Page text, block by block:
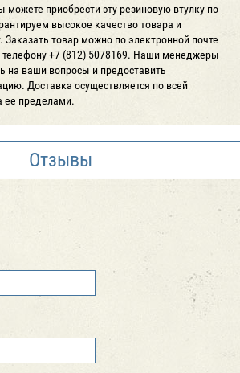
можете приобрести эту резиновую втулку по
высокое качество товара и
Заказать товар можно по электронной почте
телефону +7 (812) 5078169. Наши менеджеры
на ваши вопросы и предоставить
Доставка осуществляется по всей
ее пределами.
Отзывы